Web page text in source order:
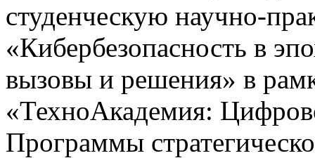
студенческую научно-
«Кибербезопасность в
вызовы и решения» в
«ТехноАкадемия:
Программы